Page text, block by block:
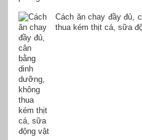
Cách ăn chay đầy đủ,
thua kém thịt cá, sữa